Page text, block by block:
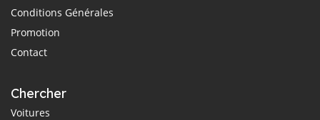
Conditions Générales
Promotion
Contact
Chercher
Voitures